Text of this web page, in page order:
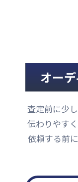
オー
査定前に少
伝わりやす
依頼する前